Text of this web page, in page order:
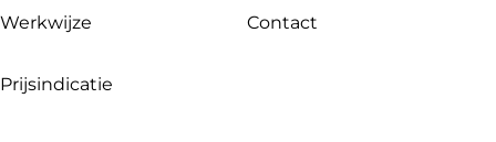
Werkwijze
Prijsindicatie
Contact